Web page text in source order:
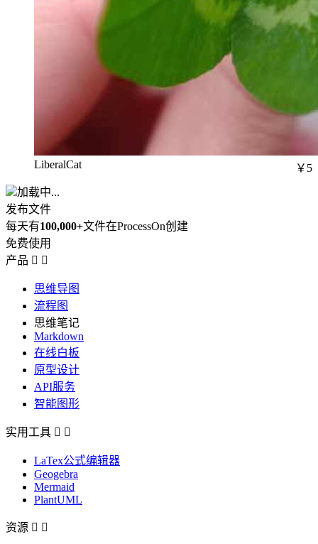
LiberalCat
￥5
加载中...
发布文件
每天有100,000+文件在ProcessOn创建
免费使用
产品  
思维导图
流程图
思维笔记
Markdown
在线白板
原型设计
API服务
智能图形
实用工具  
LaTex公式编辑器
Geogebra
Mermaid
PlantUML
资源  